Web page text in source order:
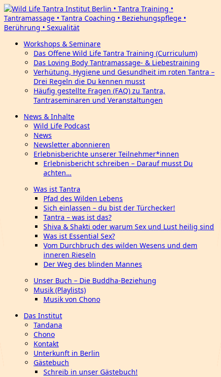
Workshops & Seminare
Das Offene Wild Life Tantra Training (Curriculum)
Das Loving Body Tantramassage- & Liebestraining
Verhütung, Hygiene und Gesundheit im roten Tantra –
Drei Regeln die Du kennen musst
Häufig gestellte Fragen (FAQ) zu Tantra,
Tantraseminaren und Veranstaltungen
News & Inhalte
Wild Life Podcast
News
Newsletter abonnieren
Erlebnisberichte unserer Teilnehmer*innen
Erlebnisbericht schreiben – Darauf musst Du
achten…
Was ist Tantra
Pfad des Wilden Lebens
Sich einlassen – du bist der Türchecker!
Tantra – was ist das?
Shiva & Shakti oder warum Sex und Lust heilig sind
Was ist Essential Sex?
Vom Durchbruch des wilden Wesens und dem
inneren Rieseln
Der Weg des blinden Mannes
Unser Buch – Die Buddha-Beziehung
Musik (Playlists)
Musik von Chono
Das Institut
Tandana
Chono
Kontakt
Unterkunft in Berlin
Gästebuch
Schreib in unser Gästebuch!